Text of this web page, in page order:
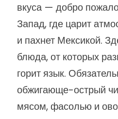
вкуса — добро
Запад, где царит
и пахнет Мексикой.
блюда, от которых
горит язык.
обжигающе-острый
мясом, фасолью и